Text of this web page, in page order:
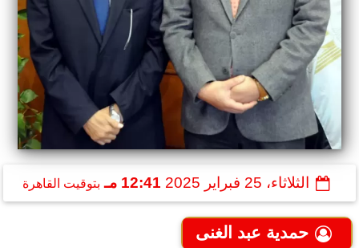
الثلاثاء، 25 فبراير 2025 12:41 مـ بتوقيت القاهرة
حمدية عبد الغنى